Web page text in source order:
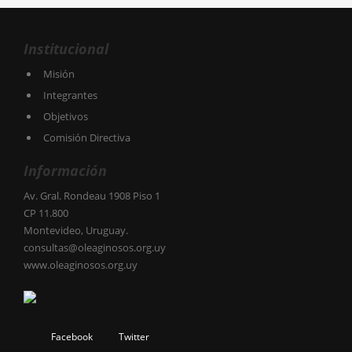
Institucional
Misión
Integrantes
Objetivos
Comisión Directiva
Información
Av. Gral. Rondeau 1908 Piso 1
CP 11.800
Montevideo, Uruguay.
consultas@oleaginosos.org.uy
www.oleaginosos.org.uy
Facebook Twitter